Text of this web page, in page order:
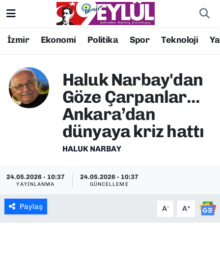
İzmir Ekonomi Politika Spor Teknoloji
Haluk Narbay'dan
Göze Çarpanlar...
Ankara’dan
dünyaya kriz hattı
HALUK NARBAY
24.05.2026 - 10:37
YAYINLANMA
24.05.2026 - 10:37
GÜNCELLEME
Paylaş A- A+
Resmi İlanlar
DÜNYA
EKONOMİ
MAGAZİN
POLİTİKA
Konak Nöbetçi Eczaneler
Konak Trafik Yoğunluk Haritası
Süper Lig Puan Durumu ve Fikstür
Tüm Manşetler
Haber Arşivi